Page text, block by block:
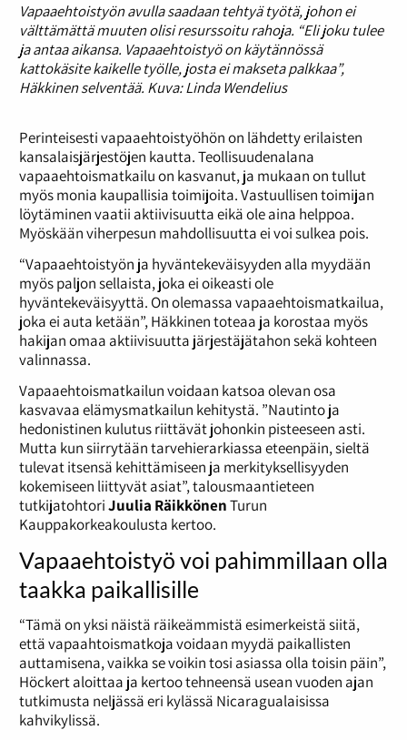
Vapaaehtoistyön avulla saadaan tehtyä työtä, johon ei
välttämättä muuten olisi resurssoitu rahoja. “Eli joku tulee
ja antaa aikansa. Vapaaehtoistyö on käytännössä
kattokäsite kaikelle työlle, josta ei makseta palkkaa”,
Häkkinen selventää. Kuva: Linda Wendelius
Perinteisesti vapaaehtoistyöhön on lähdetty erilaisten
kansalaisjärjestöjen kautta. Teollisuudenalana
vapaaehtoismatkailu on kasvanut, ja mukaan on tullut
myös monia kaupallisia toimijoita. Vastuullisen toimijan
löytäminen vaatii aktiivisuutta eikä ole aina helppoa.
Myöskään viherpesun mahdollisuutta ei voi sulkea pois.
“Vapaaehtoistyön ja hyväntekeväisyyden alla myydään
myös paljon sellaista, joka ei oikeasti ole
hyväntekeväisyyttä. On olemassa vapaaehtoismatkailua,
joka ei auta ketään”, Häkkinen toteaa ja korostaa myös
hakijan omaa aktiivisuutta järjestäjätahon sekä kohteen
valinnassa.
Vapaaehtoismatkailun voidaan katsoa olevan osa
kasvavaa elämysmatkailun kehitystä. ”Nautinto ja
hedonistinen kulutus riittävät johonkin pisteeseen asti.
Mutta kun siirrytään tarvehierarkiassa eteenpäin, sieltä
tulevat itsensä kehittämiseen ja merkityksellisyyden
kokemiseen liittyvät asiat”, talousmaantieteen
tutkijatohtoriJuulia RäikkönenTurun
Kauppakorkeakoulusta kertoo.
Vapaaehtoistyö voi pahimmillaan olla
taakka paikallisille
“Tämä on yksi näistä räikeämmistä esimerkeistä siitä,
että vapaahtoismatkoja voidaan myydä paikallisten
auttamisena, vaikka se voikin tosi asiassa olla toisin päin”,
Höckert aloittaa ja kertoo tehneensä usean vuoden ajan
tutkimusta neljässä eri kylässä Nicaragualaisissa
kahvikylissä.